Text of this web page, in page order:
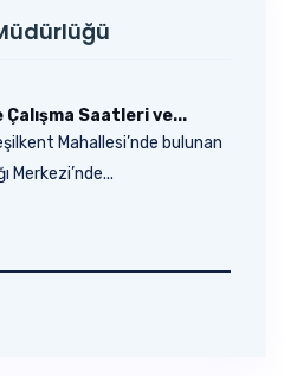
Çalışma Saatleri ve...
Mahallesi’nde bulunan
Merkezi’nde...